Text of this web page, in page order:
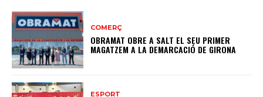
COMERÇ
OBRAMAT OBRE A SALT EL SEU PRIMER
MAGATZEM A LA DEMARCACIÓ DE GIRONA
ESPORT